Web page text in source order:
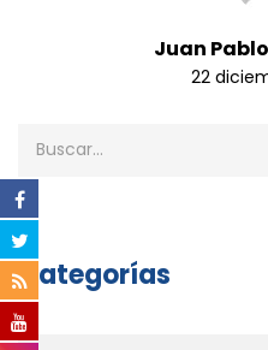
Juan
22
Categorías